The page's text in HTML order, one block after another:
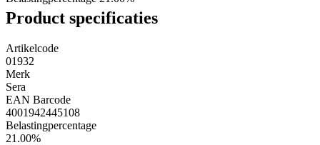
Product specificaties
Artikelcode
01932
Merk
Sera
EAN Barcode
4001942445108
Belastingpercentage
21.00%